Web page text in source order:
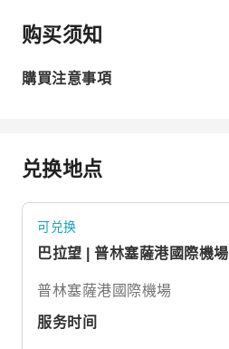
购买须知
購買注意事項
兑换地点
可兑换
巴拉望 | 普林塞薩港國際機場
普林塞薩港國際機場
服务时间